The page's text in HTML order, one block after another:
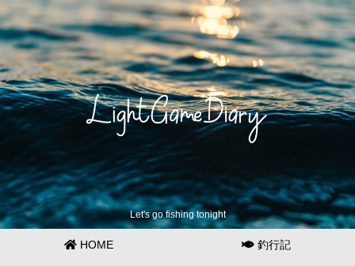
Let's go fishing tonight
HOME 釣行記